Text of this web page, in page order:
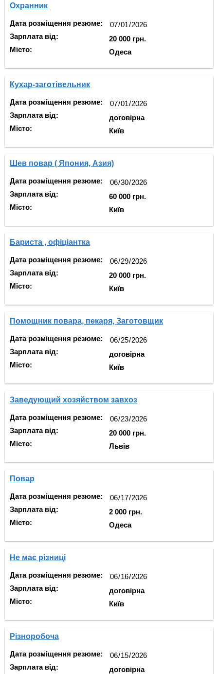
Охранник
Дата розміщення резюме:
Зарплата від:
Місто:
20 000 грн.
Одеса
Кухар-заготівельник
Дата розміщення резюме:
Зарплата від:
Місто:
договірна
Київ
Шев повар ( Япония, Азия)
Дата розміщення резюме:
Зарплата від:
Місто:
60 000 грн.
Київ
Бариста , офіціантка
Дата розміщення резюме:
Зарплата від:
Місто:
20 000 грн.
Київ
Помощник повара, пекаря, Заготовщик
Дата розміщення резюме:
Зарплата від:
Місто:
договірна
Київ
Заведующий хозяйством завхоз
Дата розміщення резюме:
Зарплата від:
Місто:
20 000 грн.
Львів
Повар
Дата розміщення резюме:
Зарплата від:
Місто:
2 000 грн.
Одеса
Не має різниці
Дата розміщення резюме:
Зарплата від:
Місто:
договірна
Київ
Різноробоча
Дата розміщення резюме:
Зарплата від:
договірна